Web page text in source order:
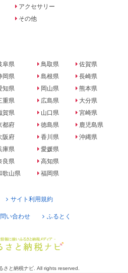
アクセサリー
その他
阜県
岡県
知県
重県
賀県
都府
阪府
庫県
良県
歌山県
鳥取県
島根県
岡山県
広島県
山口県
徳島県
香川県
愛媛県
高知県
福岡県
佐賀県
長崎県
熊本県
大分県
宮崎県
鹿児島県
沖縄県
サイト利用規約
い合わせ ふるとく
さと納税ナビ. All rights reserved.